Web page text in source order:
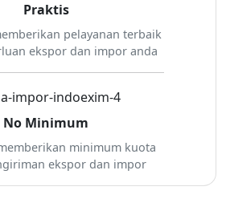
Praktis
pelayanan terbaik
ekspor dan impor anda
No Minimum
minimum kuota
ekspor dan impor